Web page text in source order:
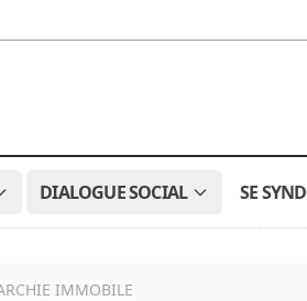
DIALOGUE SOCIAL SE
IMMOBILE